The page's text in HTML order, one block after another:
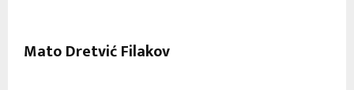
Mato Dretvić Filakov